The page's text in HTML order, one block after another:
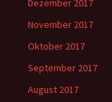
Dezember 2017
November 2017
Oktober 2017
September 2017
August 2017